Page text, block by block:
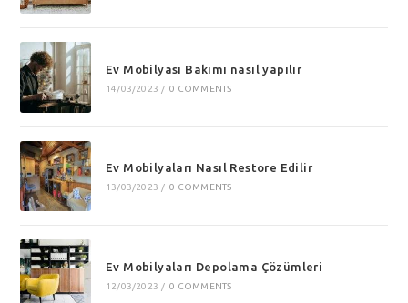
Ev Mobilyası Bakımı nasıl yapılır
14/03/2023 / 0 COMMENTS
Ev Mobilyaları Nasıl Restore Edilir
13/03/2023 / 0 COMMENTS
Ev Mobilyaları Depolama Çözümleri
12/03/2023 / 0 COMMENTS